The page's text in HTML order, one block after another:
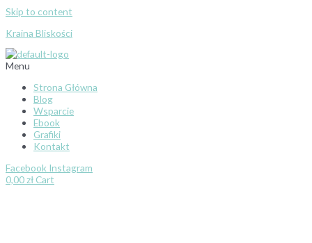
Skip to content
Kraina Bliskości
Menu
Strona Główna
Blog
Wsparcie
Ebook
Grafiki
Kontakt
Facebook Instagram
0,00zł Cart